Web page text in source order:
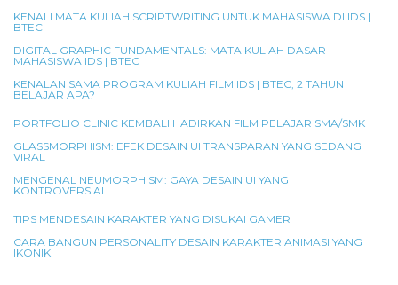
KENALI MATA KULIAH SCRIPTWRITING UNTUK MAHASISWA DI IDS |
BTEC
DIGITAL GRAPHIC FUNDAMENTALS: MATA KULIAH DASAR
MAHASISWA IDS | BTEC
KENALAN SAMA PROGRAM KULIAH FILM IDS | BTEC, 2 TAHUN
BELAJAR APA?
PORTFOLIO CLINIC KEMBALI HADIRKAN FILM PELAJAR SMA/SMK
GLASSMORPHISM: EFEK DESAIN UI TRANSPARAN YANG SEDANG
VIRAL
MENGENAL NEUMORPHISM: GAYA DESAIN UI YANG
KONTROVERSIAL
TIPS MENDESAIN KARAKTER YANG DISUKAI GAMER
CARA BANGUN PERSONALITY DESAIN KARAKTER ANIMASI YANG
IKONIK